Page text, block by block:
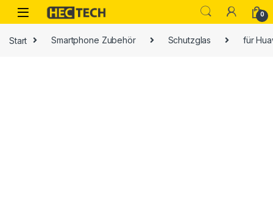
Open 0
Start Smartphone Zubehör Schutzglas für